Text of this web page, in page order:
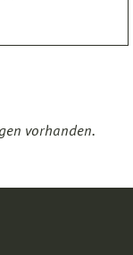
vorhanden.